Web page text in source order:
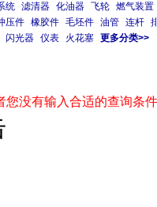
统 滤清器 化油器 飞轮 燃气装置
压件 橡胶件 毛坯件 油管 连杆
闪光器 仪表 火花塞 更多分类>>
没有输入合适的查询条